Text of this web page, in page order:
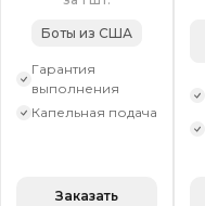
Боты из США
Гарантия
выполнения
Капельная подача
Заказать